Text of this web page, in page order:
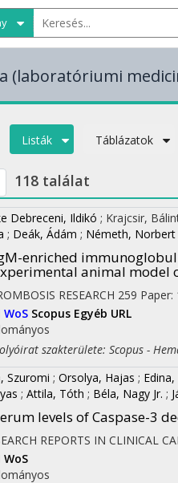
(laboratóriumi
Listák Táblázatok
118 találat
Debreceni, Ildikó ; Krajcsir,
; Deák, Ádám ; Németh, Norbert
enriched
animal model
RESEARCH 259 Paper:
WoS Scopus Egyéb URL
szakterülete: Scopus -
Szuromi ; Orsolya, Hajas ;
; Attila, Tóth ; Béla, Nagy Jr. ;
levels of Caspase-3
REPORTS IN CLINICAL
WoS